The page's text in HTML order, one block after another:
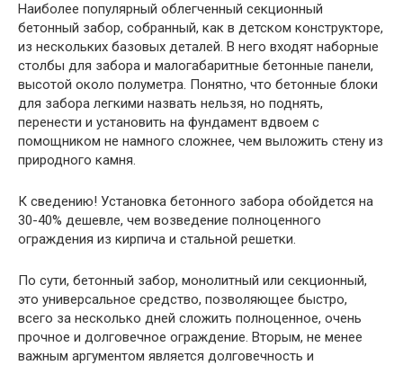
Наиболее популярный облегченный секционный
бетонный забор, собранный, как в детском конструкторе,
из нескольких базовых деталей. В него входят наборные
столбы для забора и малогабаритные бетонные панели,
высотой около полуметра. Понятно, что бетонные блоки
для забора легкими назвать нельзя, но поднять,
перенести и установить на фундамент вдвоем с
помощником не намного сложнее, чем выложить стену из
природного камня.
К сведению! Установка бетонного забора обойдется на
30-40% дешевле, чем возведение полноценного
ограждения из кирпича и стальной решетки.
По сути, бетонный забор, монолитный или секционный,
это универсальное средство, позволяющее быстро,
всего за несколько дней сложить полноценное, очень
прочное и долговечное ограждение. Вторым, не менее
важным аргументом является долговечность и